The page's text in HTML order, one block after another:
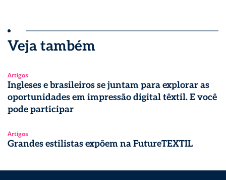
Veja também
Artigos
Ingleses e brasileiros se juntam para explorar as
oportunidades em impressão digital têxtil. E você
pode participar
Artigos
Grandes estilistas expõem na FutureTEXTIL